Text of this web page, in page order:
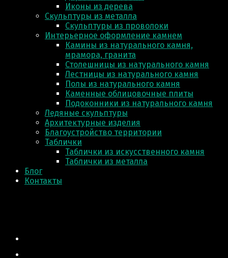
Иконы из дерева
Скульптуры из металла
Скульптуры из проволоки
Интерьерное оформление камнем
Камины из натурального камня,
мрамора, гранита
Столешницы из натурального камня
Лестницы из натурального камня
Полы из натурального камня
Каменные облицовочные плиты
Подоконники из натурального камня
Ледяные скульптуры
Архитектурные изделия
Благоустройство территории
Таблички
Таблички из искусственного камня
Таблички из металла
Блог
Контакты